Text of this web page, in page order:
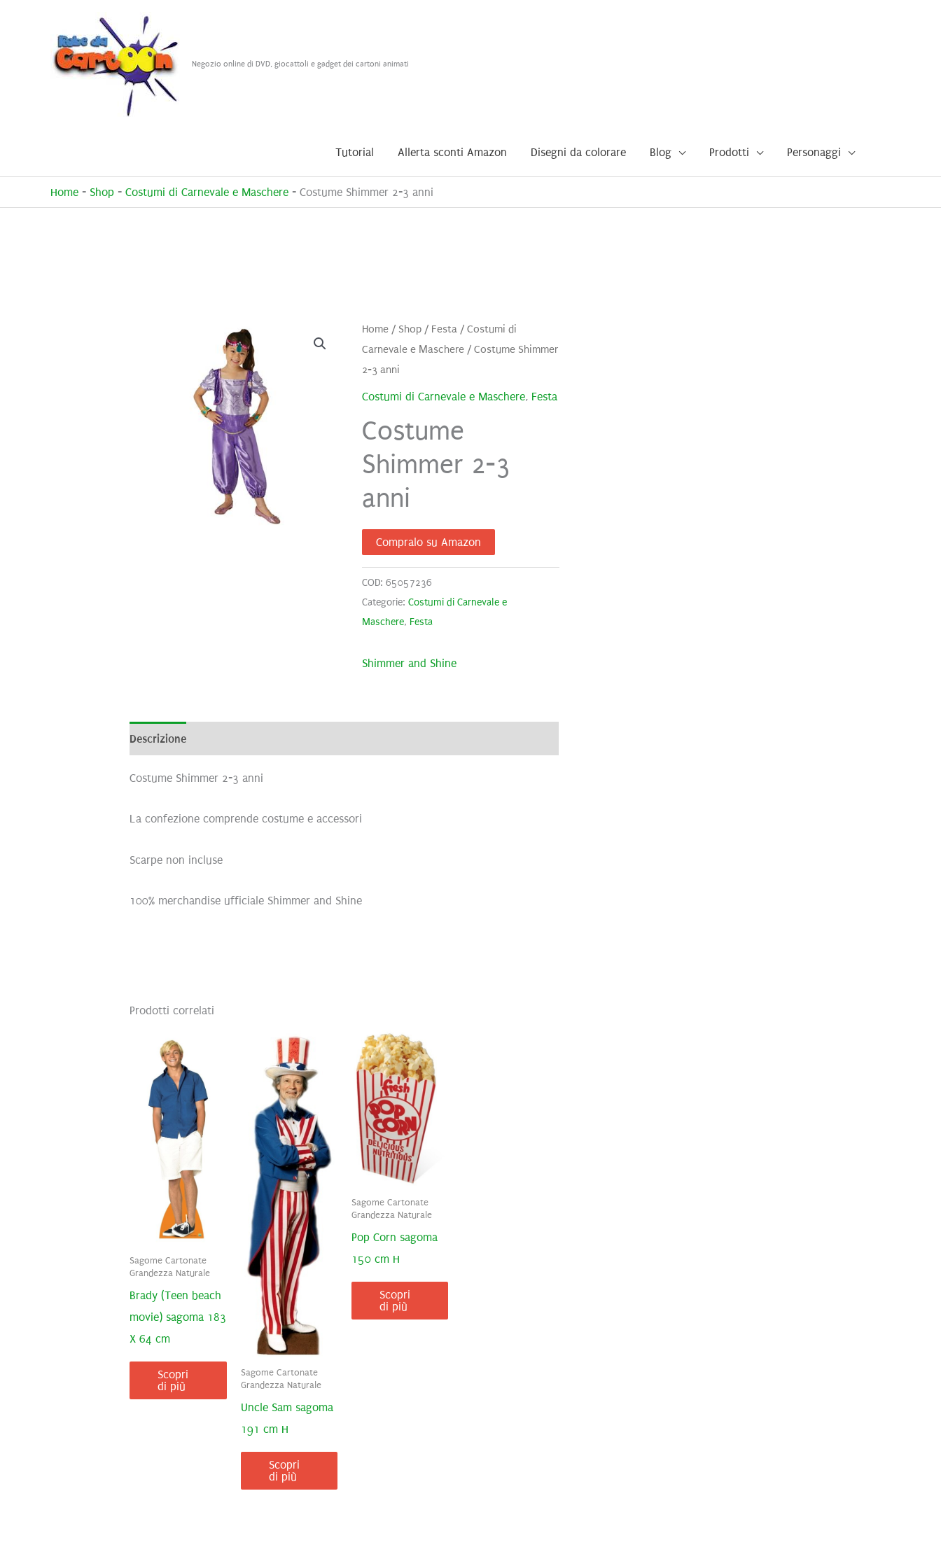
Negozio online di DVD, giocattoli e gadget dei cartoni animati
Tutorial Allerta sconti Amazon Disegni da colorare Blog Prodotti Personaggi
Home - Shop - Costumi di Carnevale e Maschere - Costume Shimmer 2-3 anni
Home/ Shop/ Festa/ Costumi di
Carnevale e Maschere/ Costume Shimmer
2-3 anni
Costumi di Carnevale e Maschere, Festa
Costume
Shimmer 2-3
anni
Compralo su Amazon
COD: 65057236
Categorie: Costumi di Carnevale e
Maschere, Festa
Shimmer and Shine
Descrizione
Costume Shimmer 2-3 anni
La confezione comprende costume e accessori
Scarpe non incluse
100% merchandise ufficiale Shimmer and Shine
Prodotti correlati
Sagome Cartonate
Grandezza Naturale
Brady (Teen beach
movie) sagoma 183
X 64 cm
Scopri
di più
Sagome Cartonate
Grandezza Naturale
Uncle Sam sagoma
191 cm H
Scopri
di più
Sagome Cartonate
Grandezza Naturale
Pop Corn sagoma
150 cm H
Scopri
di più